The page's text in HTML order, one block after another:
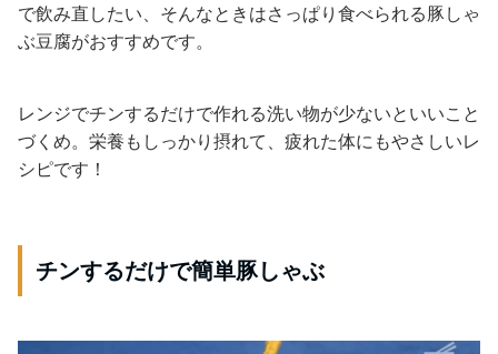
で飲み直したい、そんなときはさっぱり食べられる豚しゃ
ぶ豆腐がおすすめです。
レンジでチンするだけで作れる洗い物が少ないといいこと
づくめ。栄養もしっかり摂れて、疲れた体にもやさしいレ
シピです！
チンするだけで簡単豚しゃぶ